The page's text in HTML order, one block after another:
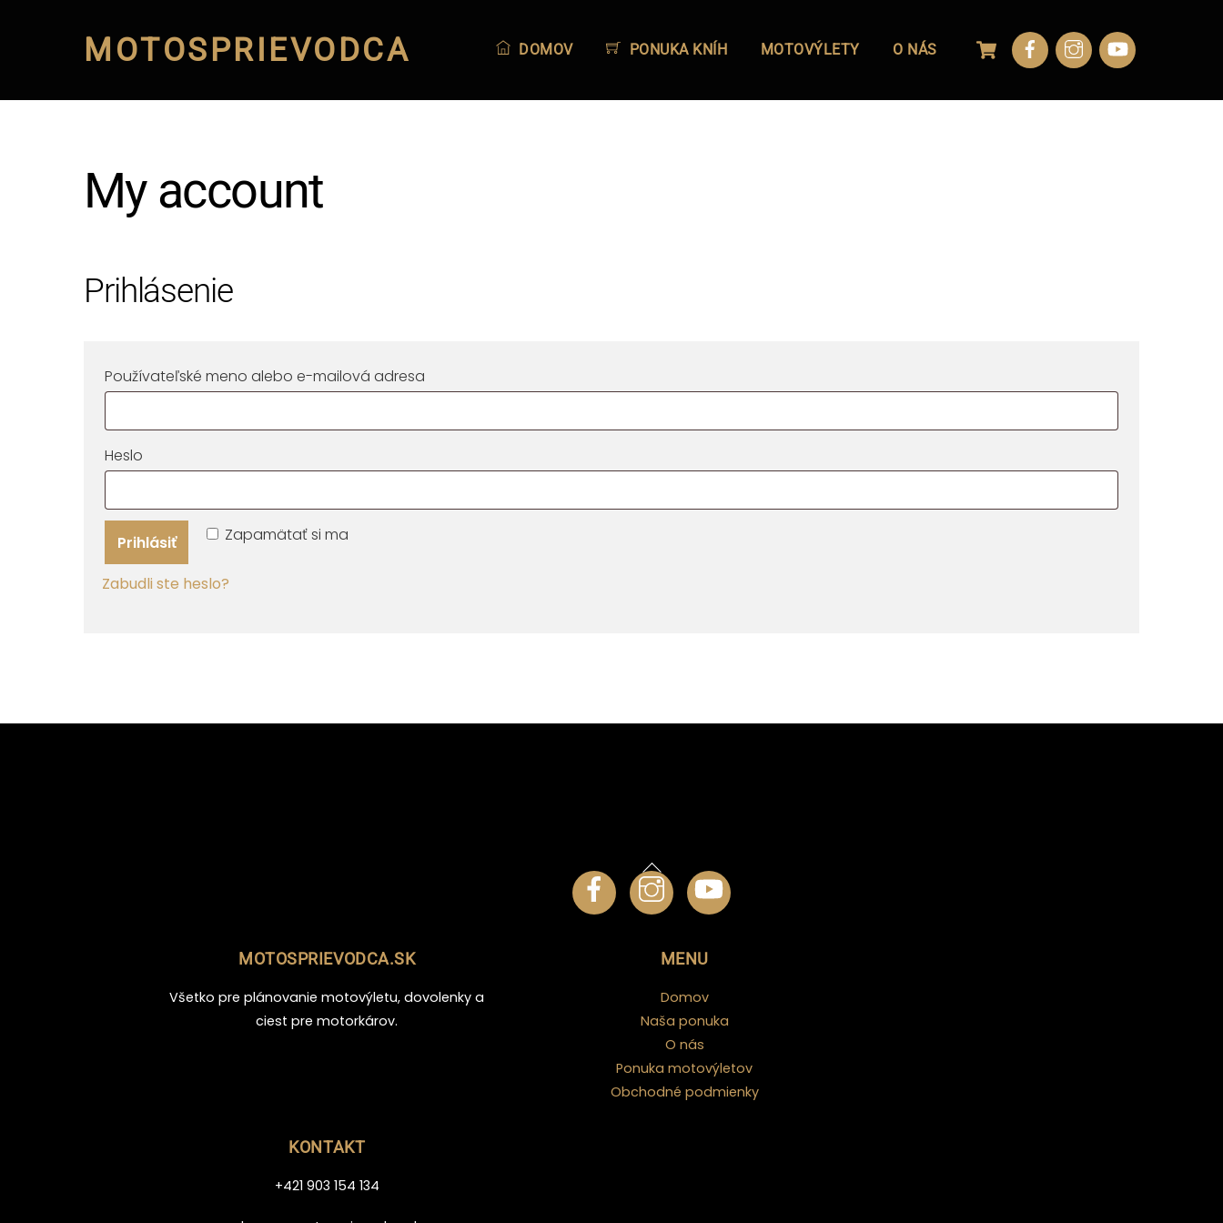
MOTOSPRIEVODCA Cart
DOMOV PONUKA KNÍH MOTOVÝLETY O NÁS
My account
Prihlásenie
Používateľské meno alebo e-mailová adresa
Heslo
Zapamätať si ma
Prihlásiť
Zabudli ste heslo?
Back
To
Top
MOTOSPRIEVODCA.SK
Všetko pre plánovanie motovýletu, dovolenky a
ciest pre motorkárov.
MENU
Domov
Naša ponuka
O nás
Ponuka motovýletov
Obchodné podmienky
KONTAKT
+421 903 154 134